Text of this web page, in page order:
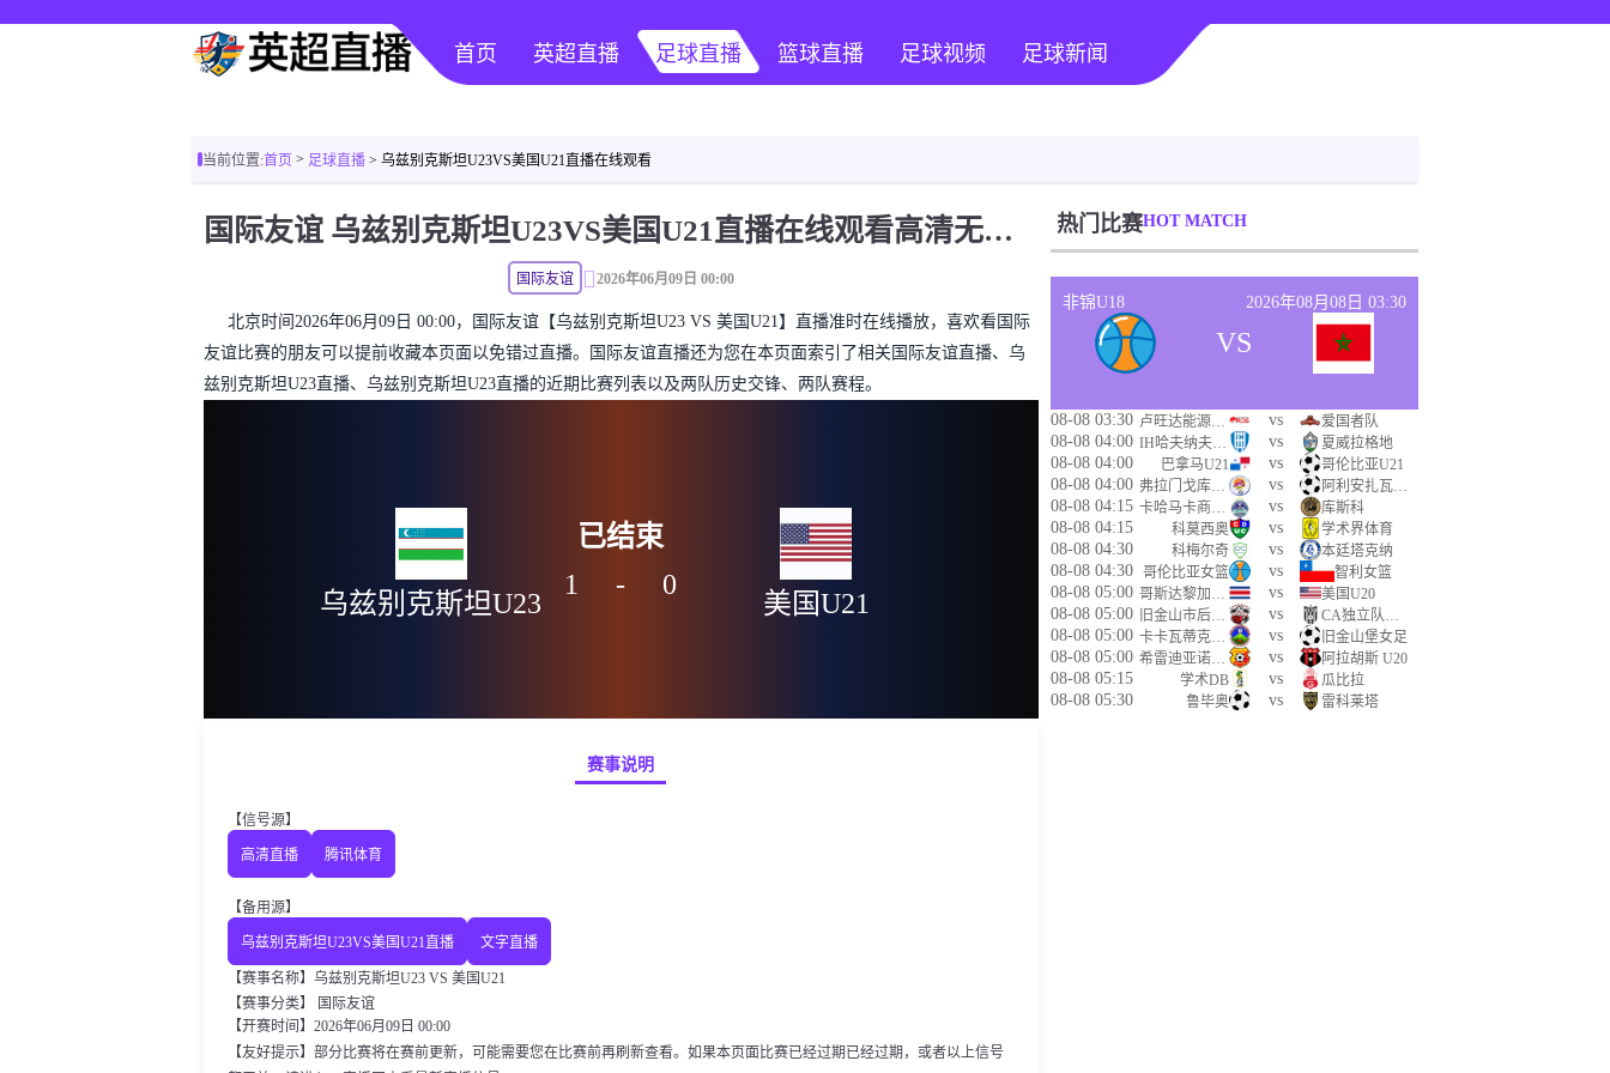
首页 英超直播 足球直播 篮球直播 足球视频 足球新闻
当前位置:首页 > 足球直播 > 乌兹别克斯坦U23VS美国U21直播在线观看
国际友谊 乌兹别克斯坦U23VS美国U21直播在线观看高清无插件
国际友谊 2026年06月09日 00:00
北京时间2026年06月09日 00:00，国际友谊【乌兹别克斯坦U23 VS 美国U21】直播准时在线播放，喜欢看国际
友谊比赛的朋友可以提前收藏本页面以免错过直播。国际友谊直播还为您在本页面索引了相关国际友谊直播、乌
兹别克斯坦U23直播、乌兹别克斯坦U23直播的近期比赛列表以及两队历史交锋、两队赛程。
乌兹别克斯坦U23
1 - 0
已结束
美国U21
赛事说明
【信号源】
高清直播 腾讯体育
【备用源】
乌兹别克斯坦U23VS美国U21直播 文字直播
【赛事名称】乌兹别克斯坦U23 VS 美国U21
【赛事分类】
国际友谊
【开赛时间】2026年06月09日 00:00
【友好提示】部分比赛将在赛前更新，可能需要您在比赛前再刷新查看。如果本页面比赛已经过期已经过期，或者以上信号
热门比赛HOT MATCH
非锦U18 2026年08月08日 03:30
VS
08-08 03:30 卢旺达能源集团 vs 爱国者队
08-08 04:00 IH哈夫纳夫约杜尔 vs 夏威拉格地
08-08 04:00 巴拿马U21 vs 哥伦比亚U21
08-08 04:00 弗拉门戈库库塔U19 vs 阿利安扎瓦莱纳U19
08-08 04:15 卡哈马卡商业联 vs 库斯科
08-08 04:15 科莫西奥 vs 学术界体育
08-08 04:30 科梅尔奇 vs 本廷塔克纳
08-08 04:30 哥伦比亚女篮 vs 智利女篮
08-08 05:00 哥斯达黎加U20 vs 美国U20
08-08 05:00 旧金山市后备队 vs CA独立队科雷拉后备队
08-08 05:00 卡卡瓦蒂克女足 vs 旧金山堡女足
08-08 05:00 希雷迪亚诺U20 vs 阿拉胡斯 U20
08-08 05:15 学术DB vs 瓜比拉
08-08 05:30 鲁毕奥 vs 雷科莱塔